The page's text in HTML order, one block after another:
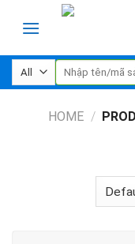
Search
for:
HOME /